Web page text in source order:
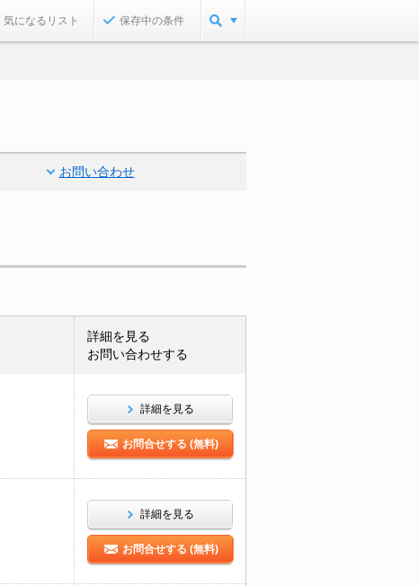
気になるリスト 保存中の条件
お問い合わせ
詳細を見る
お問い合わせする
詳細を見る
お問合せする (無料)
詳細を見る
お問合せする (無料)